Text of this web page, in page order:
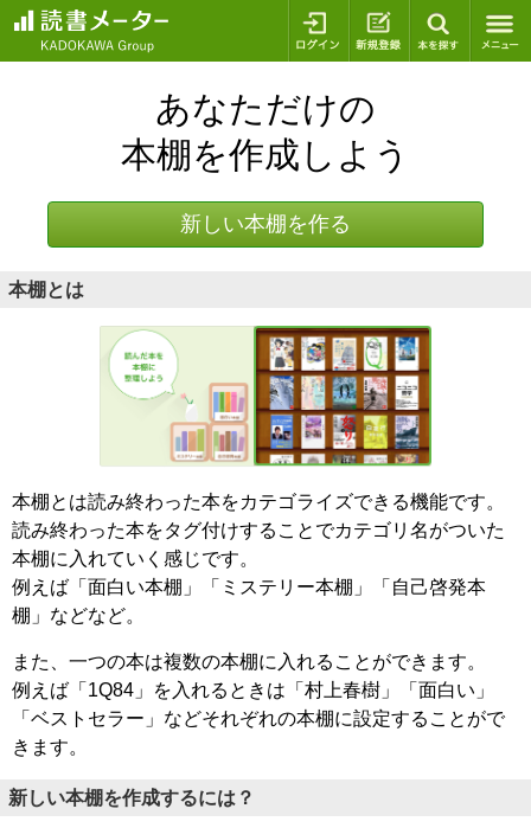
ログイン 新規登録
あなただけの
本棚を作成しよう
新しい本棚を作る
本棚とは
本棚とは読み終わった本をカテゴライズできる機能です。
読み終わった本をタグ付けすることでカテゴリ名がついた
本棚に入れていく感じです。
例えば「面白い本棚」「ミステリー本棚」「自己啓発本
棚」などなど。
また、一つの本は複数の本棚に入れることができます。
例えば「1Q84」を入れるときは「村上春樹」「面白い」
「ベストセラー」などそれぞれの本棚に設定することがで
きます。
新しい本棚を作成するには？